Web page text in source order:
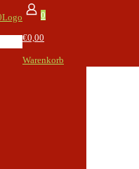
0
€0,00
Warenkorb